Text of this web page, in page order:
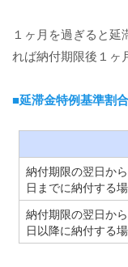
１ヶ月を過ぎると
れば納付期限後１ヶ
■延滞金特例基準割合
納付期限の翌日か
日までに納付する
納付期限の翌日か
日以降に納付する